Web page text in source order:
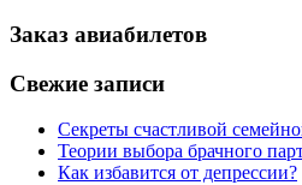
Заказ авиабилетов
Свежие записи
Секреты счастливой
Теории выбора брачного
Как избавится от депрессии?